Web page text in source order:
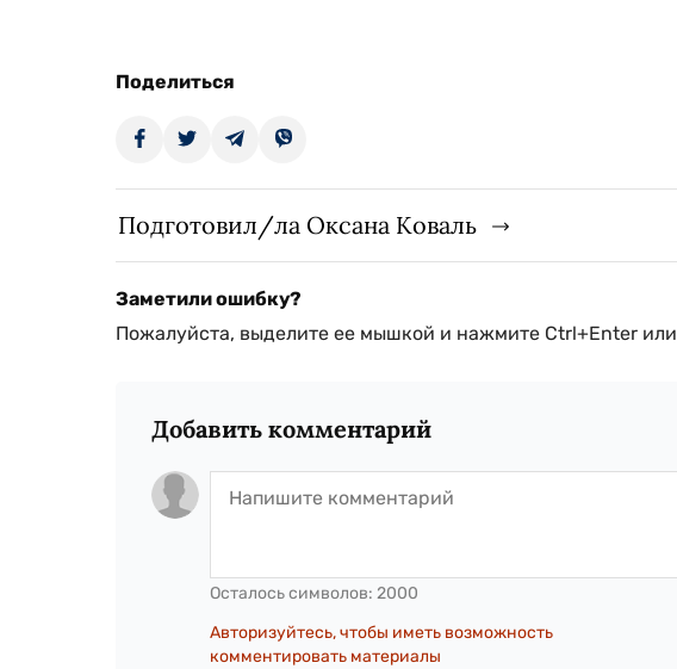
Поделиться
Подготовил/ла Оксана Коваль
Заметили ошибку?
Пожалуйста, выделите ее мышкой и нажмите Ctrl+Enter или
Добавить комментарий
Осталось символов: 2000
Авторизуйтесь, чтобы иметь возможность
комментировать материалы